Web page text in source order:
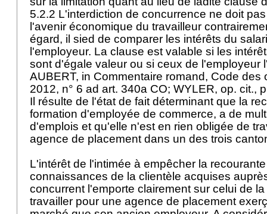
5.2.2 L'interdiction de concurrence ne doit
l'avenir économique du travailleur
égard, il sied de comparer les intérêts du
l'employeur. La clause est valable si les
sont d'égale valeur ou si ceux de l'employeur
AUBERT, in Commentaire romand, Code des
2012, n° 6 ad art. 340a CO; WYLER, op. cit.,
Il résulte de l'état de fait déterminant que la
formation d'employée de commerce, a de
d'emplois et qu'elle n'est en rien obligée de
agence de placement dans un des trois
L'intérêt de l'intimée à empêcher la
connaissances de la clientèle acquises
concurrent l'emporte clairement sur celui de
travailler pour une agence de placement